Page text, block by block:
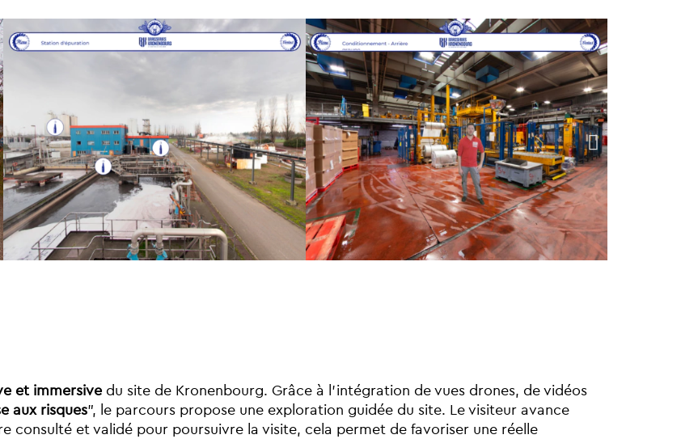
et immersive du site de Kronenbourg. Grâce à l’intégration de vues drones, de vidéos
aux risques”, le parcours propose une exploration guidée du site. Le visiteur avance
consulté et validé pour poursuivre la visite, cela permet de favoriser une réelle